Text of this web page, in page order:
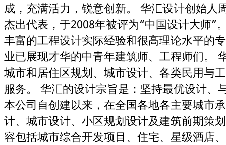
成，充满活力，锐意创新。 华汇设计创始人
杰出代表，于2008年被评为“中国设计大师”
丰富的工程设计实际经验和很高理论水平的
业已展现才华的中青年建筑师、工程师们。
城市和居住区规划、城市设计、各类民用与
服务。 华汇的设计宗旨是：坚持最优设计、
本公司自创建以来，在全国各地各主要城市
计、城市设计、小区规划设计及建筑前期策
容包括城市综合开发项目、住宅、星级酒店